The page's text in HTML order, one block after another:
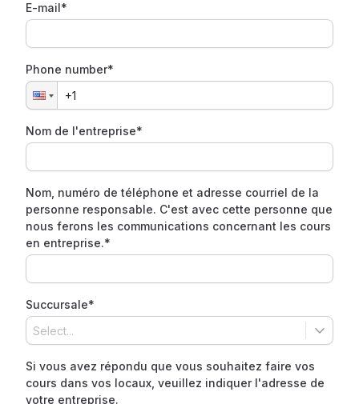
E-mail*
Phone number*
Nom de l'entreprise*
Nom, numéro de téléphone et adresse courriel de la
personne responsable. C'est avec cette personne que
nous ferons les communications concernant les cours
en entreprise.*
Succursale*
Si vous avez répondu que vous souhaitez faire vos
cours dans vos locaux, veuillez indiquer l'adresse de
votre entreprise.